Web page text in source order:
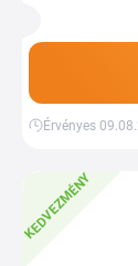
Érvényes
KEDVEZMÉNY